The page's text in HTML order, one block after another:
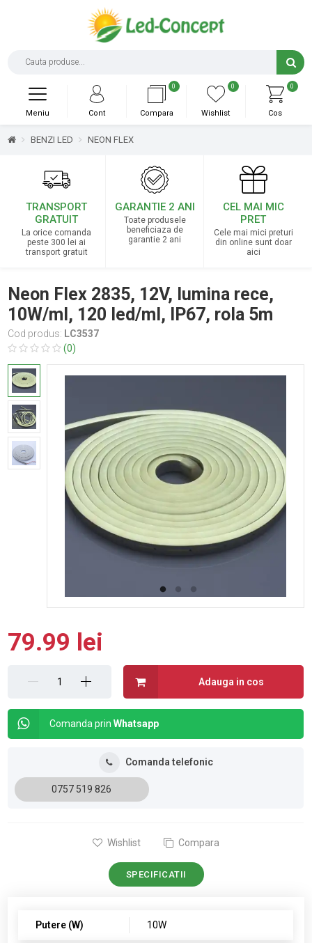
0
Cos
0
Wishlist
0
Compara
Cont
Meniu
BENZI LED NEON FLEX
TRANSPORT
GRATUIT
La orice comanda
peste 300 lei ai
transport gratuit
GARANTIE 2 ANI
Toate produsele
beneficiaza de
garantie 2 ani
CEL MAI MIC
PRET
Cele mai mici preturi
din online sunt doar
aici
Neon Flex 2835, 12V, lumina rece,
10W/ml, 120 led/ml, IP67, rola 5m
Cod produs: LC3537
(0)
79.99 lei
Adauga in cos
Comanda prinWhatsapp
Comanda telefonic
0757 519 826
Wishlist Compara
SPECIFICATII
Putere (W) 10W